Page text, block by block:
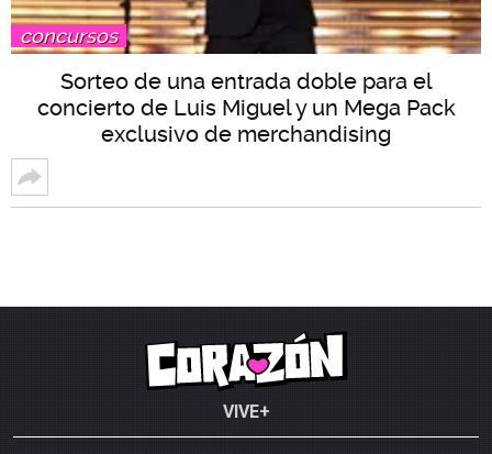
concursos
Sorteo de una entrada doble para el
concierto de Luis Miguel y un Mega Pack
exclusivo de merchandising
VIVE+